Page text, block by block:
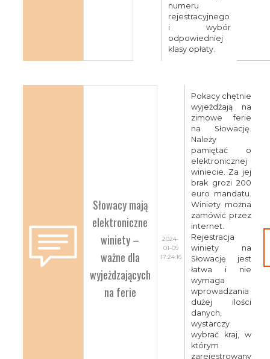
numeru
rejestracyjnego
i wybór
odpowiedniej
klasy opłaty.
Słowacy mają
elektroniczne
winiety –
ważne dla
wyjeżdzających
na ferie
2024-
01-09
17:24:16
Pokacy chętnie
wyjeżdżają na
zimowe ferie
na Słowację.
Należy
pamiętać o
elektronicznej
winiecie. Za jej
brak grozi 200
euro mandatu.
Winiety można
zamówić przez
internet.
Rejestracja
winiety na
Słowację jest
łatwa i nie
wymaga
wprowadzania
dużej ilości
danych,
wystarczy
wybrać kraj, w
którym
zarejestrowany